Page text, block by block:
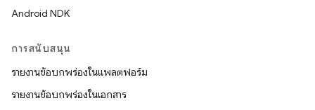
Android NDK
การสนับสนุน
รายงานข้อบกพร่องในแพลตฟอร์ม
รายงานข้อบกพร่องในเอกสาร